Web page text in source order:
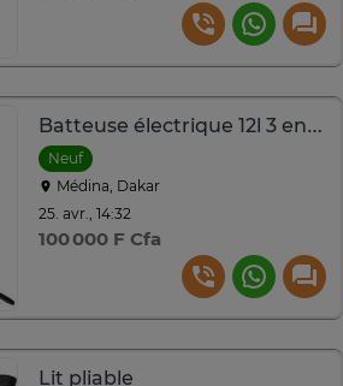
Batteuse électrique 12l 3 en 1 marque RAF très pratique
Neuf
Médina, Dakar
25. avr., 14:32
100 000 F Cfa
Lit pliable